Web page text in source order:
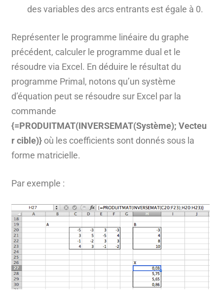
des variables des arcs entrants est égale à 0.
Représenter le programme linéaire du graphe
précédent, calculer le programme dual et le
résoudre via Excel. En déduire le résultat du
programme Primal, notons qu’un système
d’équation peut se résoudre sur Excel par la
commande
{=PRODUITMAT(INVERSEMAT(Système); Vecteu
r cible)}où les coefficients sont donnés sous la
forme matricielle.
Par exemple :